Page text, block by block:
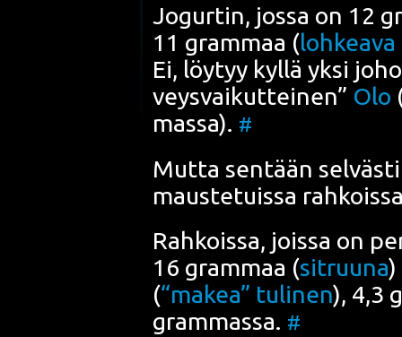
Jogur­tin, jos­sa on 12
11 gram­maa (
Ei, löy­tyy kyl­lä yksi
veys­vai­kut­tei­nen” Olo
mas­sa). #
Mut­ta sen­tään
maus­te­tuis­sa
Rah­kois­sa, jois­sa on
16 gram­maa (sit­ruu­na)
(“makea” tuli­nen), 4,3
gram­mas­sa. #